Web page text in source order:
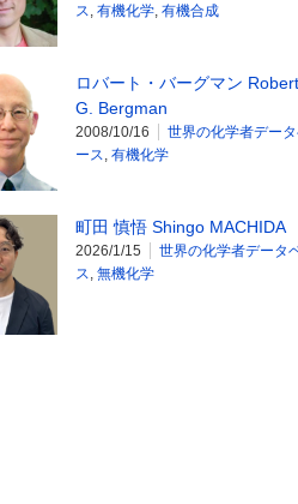
ス, 有機化学, 有機合成
ロバート・バーグマン Robert
G. Bergman
2008/10/16
世界の化学者デー
ース, 有機化学
町田 慎悟 Shingo MACHIDA
2026/1/15
世界の化学者データ
ス, 無機化学